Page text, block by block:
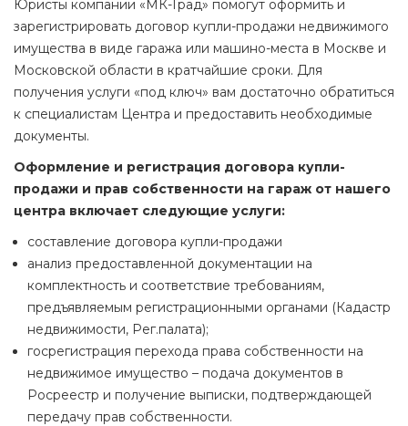
Юристы компании «МК-Град» помогут оформить и
зарегистрировать договор купли-продажи недвижимого
имущества в виде гаража или машино-места в Москве и
Московской области в кратчайшие сроки. Для
получения услуги «под ключ» вам достаточно обратиться
к специалистам Центра и предоставить необходимые
документы.
Оформление и регистрация договора купли-
продажи и прав собственности на гараж от нашего
центра включает следующие услуги:
составление договора купли-продажи
анализ предоставленной документации на
комплектность и соответствие требованиям,
предъявляемым регистрационными органами (Кадастр
недвижимости, Рег.палата);
госрегистрация перехода права собственности на
недвижимое имущество – подача документов в
Росреестр и получение выписки, подтверждающей
передачу прав собственности.